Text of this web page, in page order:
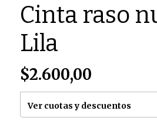
Cinta raso
Lila
$2.600,00
Ver cuotas y descuentos